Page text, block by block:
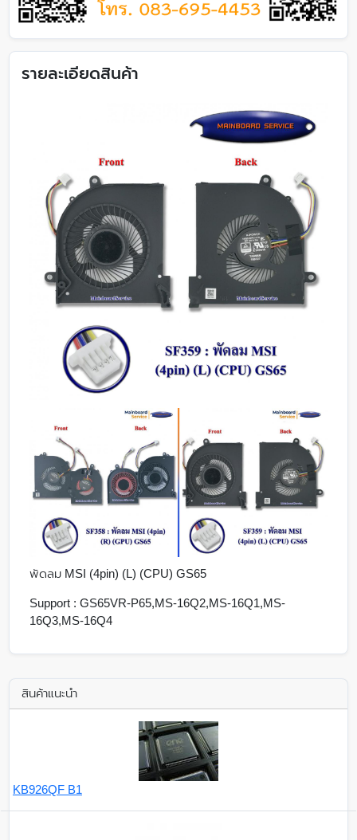
รายละเอียดสินค้า
พัดลม MSI (4pin) (L) (CPU) GS65
Support : GS65VR-P65,MS-16Q2,MS-16Q1,MS-
16Q3,MS-16Q4
สินค้าแนะนำ
KB926QF B1